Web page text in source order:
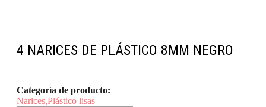
4 NARICES DE PLÁSTICO 8MM NEGRO
Categoría de producto:
Narices,Plástico lisas